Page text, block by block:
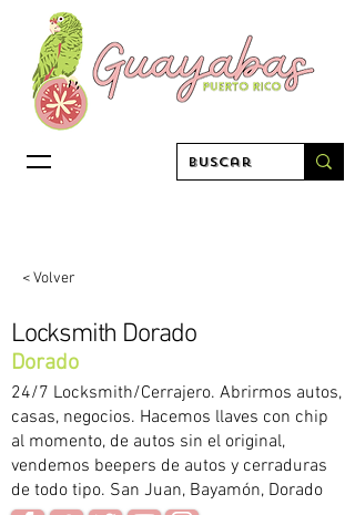
< Volver
Locksmith Dorado
Dorado
24/7 Locksmith/Cerrajero. Abrirmos autos,
casas, negocios. Hacemos llaves con chip
al momento, de autos sin el original,
vendemos beepers de autos y cerraduras
de todo tipo. San Juan, Bayamón, Dorado